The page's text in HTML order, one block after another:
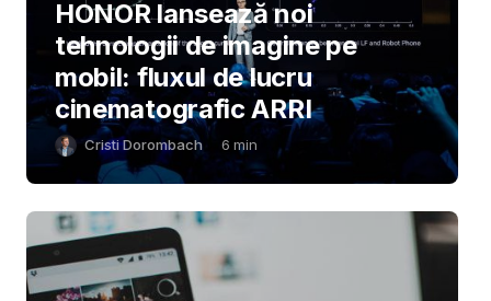
HONOR lansează noi
tehnologii de imagine pe
mobil: fluxul de lucru
cinematografic ARRI
Cristi Dorombach 6 min